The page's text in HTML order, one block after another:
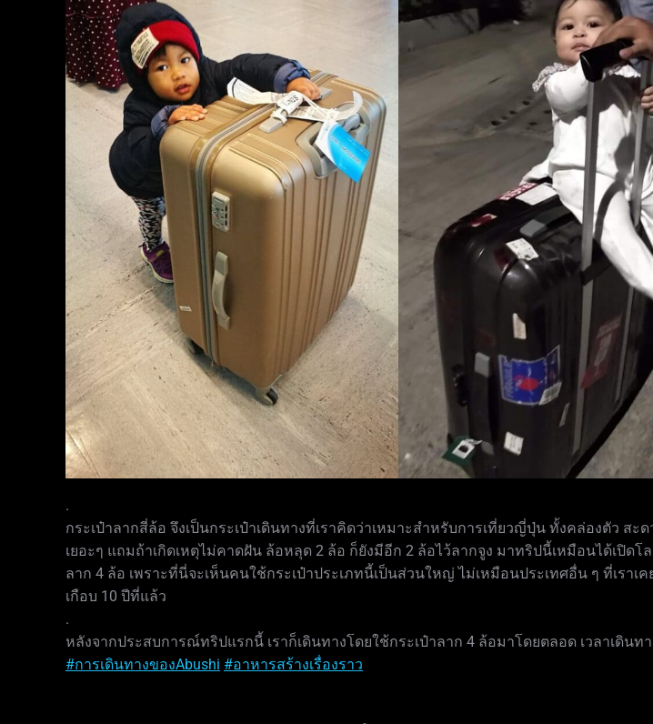
.
กระเป๋าลากสี่ล้อ จึงเป็นกระเป๋าเดินทางที่เราคิดว่าเหมาะสำหรับการเที่ยวญี่ปุ่น ทั้งคล่องตัว สะ
เยอะๆ แถมถ้าเกิดเหตุไม่คาดฝัน ล้อหลุด 2 ล้อ ก็ยังมีอีก 2 ล้อไว้ลากจูง มาทริปนี้เหมือนได้เปิดโ
ลาก 4 ล้อ เพราะที่นี่จะเห็นคนใช้กระเป๋าประเภทนี้เป็นส่วนใหญ่ ไม่เหมือนประเทศอื่น ๆ ที่เราเค
เกือบ 10 ปีที่แล้ว
.
หลังจากประสบการณ์ทริปแรกนี้ เราก็เดินทางโดยใช้กระเป๋าลาก 4 ล้อมาโดยตลอด เวลาเดินท
#การเดินทางของAbushi #อาหารสร้างเรื่องราว